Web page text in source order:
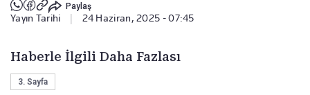
Paylaş
Yayın Tarihi 24 Haziran, 2025 - 07:45
Haberle İlgili Daha Fazlası
3. Sayfa